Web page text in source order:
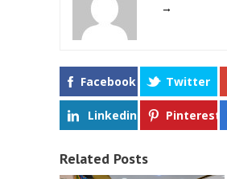
→
Facebook Twitter
Linkedin Pinterest
Related Posts